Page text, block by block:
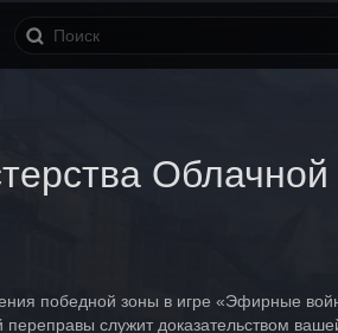
победной зоны в игре «Эфирные
служит доказательством